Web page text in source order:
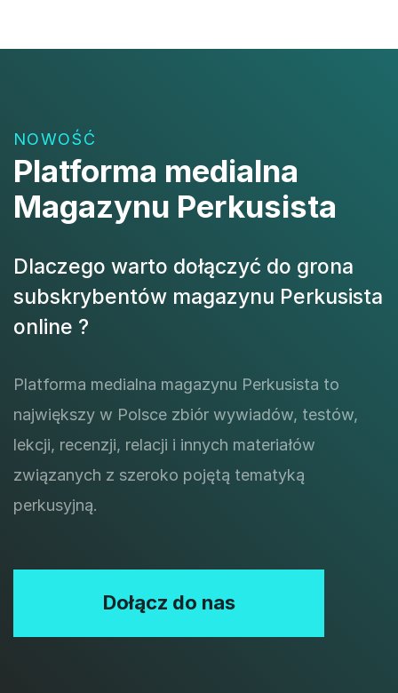
NOWOŚĆ
Platforma medialna
Magazynu Perkusista
Dlaczego warto dołączyć do grona
subskrybentów magazynu Perkusista
online ?
Platforma medialna magazynu Perkusista to
największy w Polsce zbiór wywiadów, testów,
lekcji, recenzji, relacji i innych materiałów
związanych z szeroko pojętą tematyką
perkusyjną.
Dołącz do nas